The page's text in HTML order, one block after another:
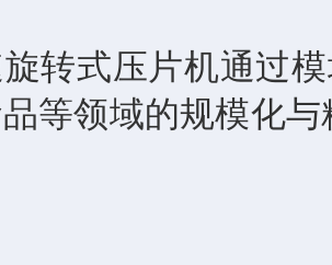
式压片机通过模
等领域的规模化